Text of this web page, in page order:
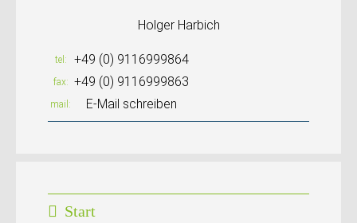
Holger Harbich
tel +49 (0) 9116999864
fax +49 (0) 9116999863
mail E-Mail schreiben
Start